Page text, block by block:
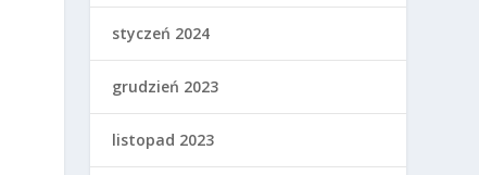
styczeń 2024
grudzień 2023
listopad 2023